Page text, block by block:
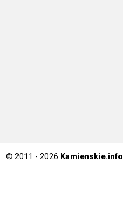
© 2011 - 2026 Kamienskie.info